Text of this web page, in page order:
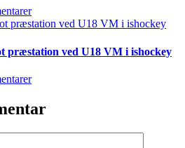
præstation ved U18 VM i ishockey